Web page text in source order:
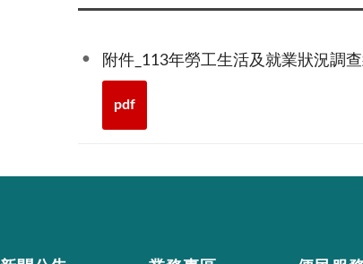
附件_113年勞工生活及就業狀況調
pdf